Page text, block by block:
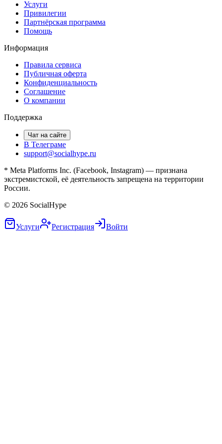
Услуги
Привилегии
Партнёрская программа
Помощь
Информация
Правила сервиса
Публичная оферта
Конфиденциальность
Соглашение
О компании
Поддержка
Чат на сайте
В Телеграме
support@socialhype.ru
* Meta Platforms Inc. (Facebook, Instagram) — признана
экстремистской, её деятельность запрещена на территории
России.
© 2026 SocialHype
Услуги Регистрация Войти